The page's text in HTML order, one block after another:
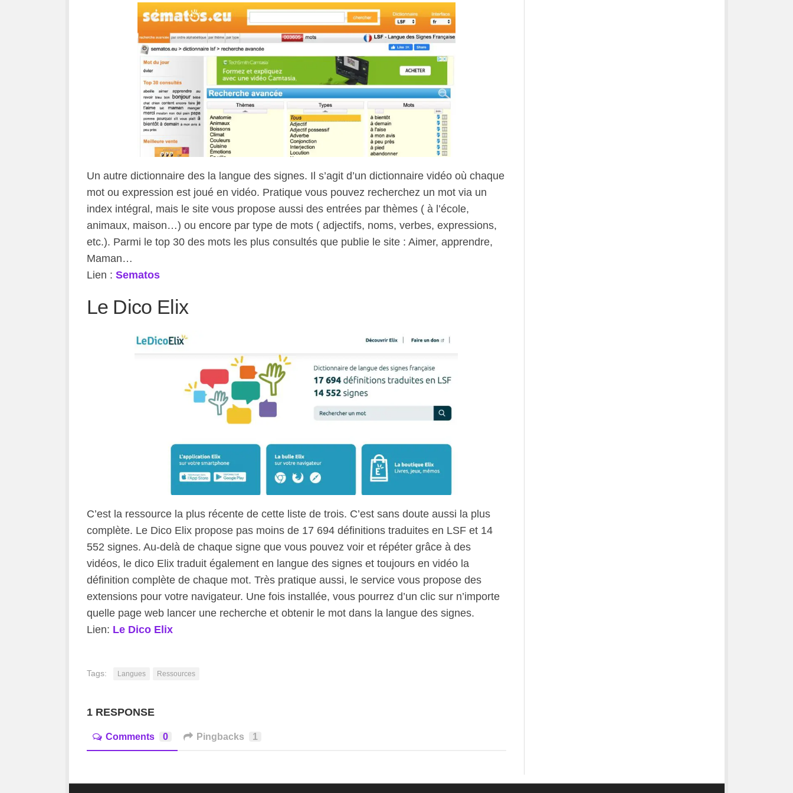
Un autre dictionnaire des la langue des signes. Il s’agit d’un dictionnaire vidéo où chaque
mot ou expression est joué en vidéo. Pratique vous pouvez recherchez un mot via un
index intégral, mais le site vous propose aussi des entrées par thèmes ( à l’école,
animaux, maison…) ou encore par type de mots ( adjectifs, noms, verbes, expressions,
etc.). Parmi le top 30 des mots les plus consultés que publie le site : Aimer, apprendre,
Maman…
Lien : Sematos
Le Dico Elix
C’est la ressource la plus récente de cette liste de trois. C’est sans doute aussi la plus
complète. Le Dico Elix propose pas moins de 17 694 définitions traduites en LSF et 14
552 signes. Au-delà de chaque signe que vous pouvez voir et répéter grâce à des
vidéos, le dico Elix traduit également en langue des signes et toujours en vidéo la
définition complète de chaque mot. Très pratique aussi, le service vous propose des
extensions pour votre navigateur. Une fois installée, vous pourrez d’un clic sur n’importe
quelle page web lancer une recherche et obtenir le mot dans la langue des signes.
Lien: Le Dico Elix
Tags: Langues Ressources
1 RESPONSE
Comments 0 Pingbacks 1